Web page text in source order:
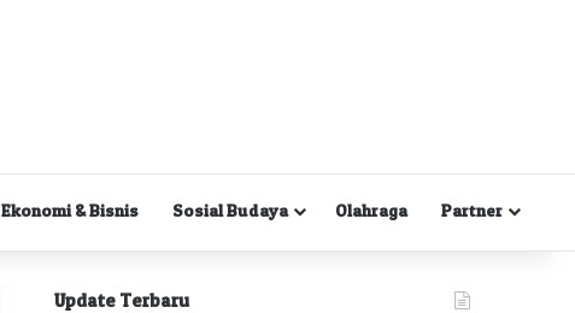
Ekonomi & Bisnis Sosial Budaya Olahraga Partner
Update Terbaru